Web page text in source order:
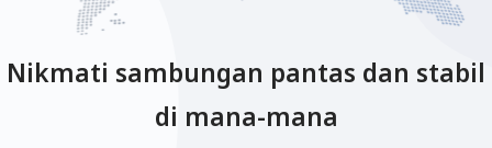
Nikmati sambungan pantas dan stabil
di mana-mana